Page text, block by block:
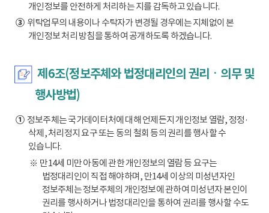
개인정보를 안전하게 처리하는 지를 감독하고 있습니다.
③위탁업무의 내용이나 수탁자가 변경될 경우에는 지체없이 본
개인정보 처리 방침을 통하여 공개하도록 하겠습니다.
제6조(정보주체와 법정대리인의 권리ㆍ의무 및
행사방법)
①정보주체는 국가데이터처에 대해 언제든지 개인정보 열람, 정정·
삭제, 처리정지 요구 또는 동의 철회 등의 권리를 행사할 수
있습니다.
※ 만14세 미만 아동에 관한 개인정보의 열람 등 요구는
법정대리인이 직접 해야하며, 만14세 이상의 미성년자인
정보주체는 정보주체의 개인정보에 관하여 미성년자 본인이
권리를 행사하거나 법정대리인을 통하여 권리를 행사할 수도